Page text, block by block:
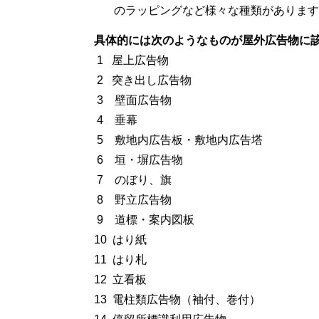
のラッピングなど様々な種類があります
具体的には次のようなものが屋外広告物に
1 屋上広告物
2 突き出し広告物
3 壁面広告物
4 垂幕
5 敷地内広告板・敷地内広告塔
6 垣・塀広告物
7 のぼり、旗
8 野立広告物
9 道標・案内図板
10 はり紙
11 はり札
12 立看板
13 電柱類広告物（袖付、巻付）